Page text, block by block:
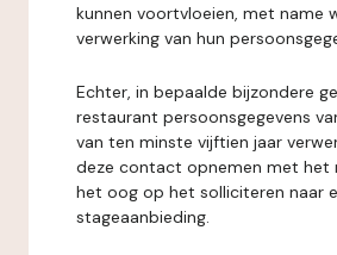
kunnen voortvloeien, met name
verwerking van hun
Echter, in bepaalde bijzondere
restaurant persoonsgegevens
van ten minste vijftien jaar
deze contact opnemen met het
het oog op het solliciteren naar
stageaanbieding.